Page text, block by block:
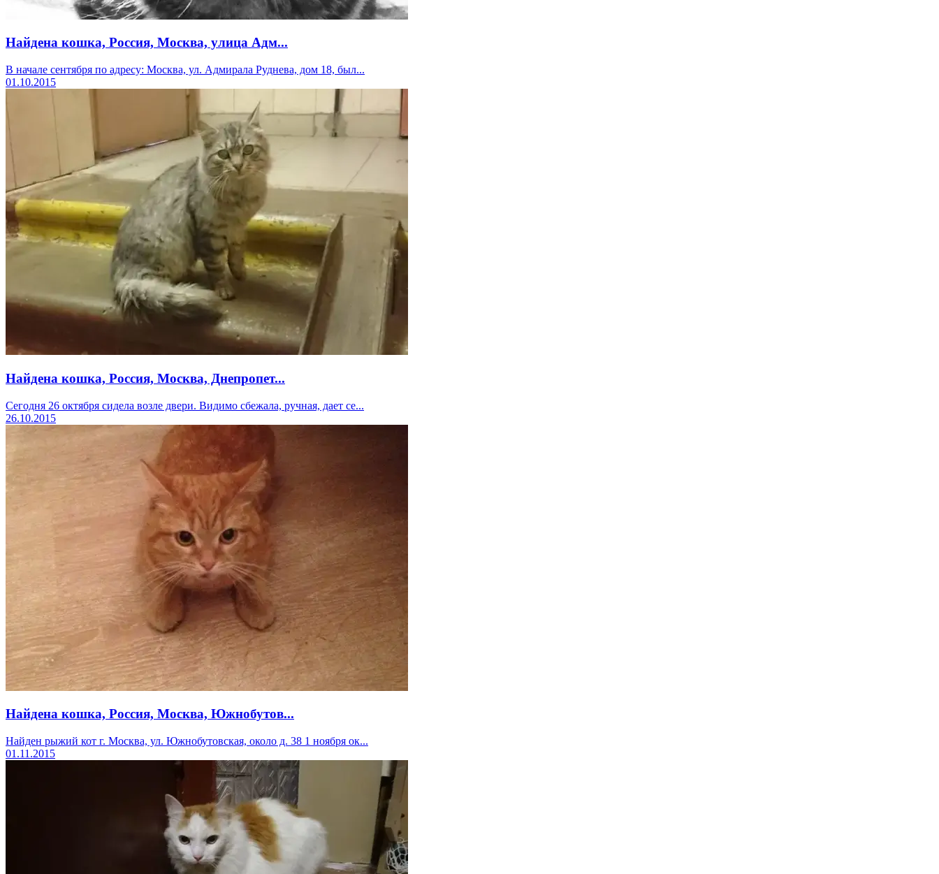
Найдена кошка, Россия, Москва, улица Адм...
В начале сентября по адресу: Москва, ул. Адмирала Руднева, дом 18, был...
01.10.2015
Найдена кошка, Россия, Москва, Днепропет...
Сегодня 26 октября сидела возле двери. Видимо сбежала, ручная, дает се...
26.10.2015
Найдена кошка, Россия, Москва, Южнобутов...
Найден рыжий кот г. Москва, ул. Южнобутовская, около д. 38 1 ноября ок...
01.11.2015